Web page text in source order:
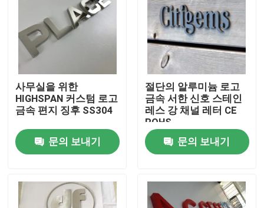
제품
우리에 대하여
공장 여행
품질 관리
사무실을 위한
HIGHSPAN 커스텀 로고
금속 편지 징후 SS304
문의 보내기
절단의 알루미늄 로고
금속 서한 신호 스테인
레스 강 채널 레터 CE
ROHS
문의 보내기